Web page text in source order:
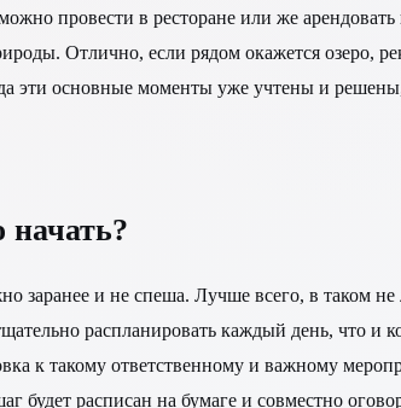
провести в ресторане или же
Отлично, если рядом окажется озеро,
эти основные моменты уже учтены и
начать?
и не спеша. Лучше всего, в таком
распланировать каждый день, что и
к такому ответственному и важному
расписан на бумаге и совместно